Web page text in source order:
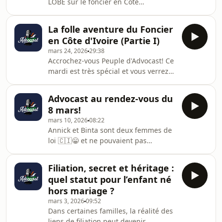
musique diffuséeHébergé par Ausha.
Visitez ausha.co/politique-de-
confidentialite pour plus
d'informations.
diffuséeHébergé par Ausha. Visitez
ausha.co/politique-de-confidentialite
pour plus d'informations.
La folle aventure du Foncier
en Côte d'Ivoire (Partie I)
mars 24, 202629:38
Accrochez-vous Peuple d'Advocast! Ce
mardi est très spécial et vous verrez
Comment on acquiert un terrain en
Côte d'Ivoire? #Immobilier #Terrain
#Droit Tous droits obtenus sur la
musique diffuséeHébergé par Ausha.
Visitez ausha.co/politique-de-
confidentialite pour plus
d'informations.
Advocast au rendez-vous du
8 mars!
mars 10, 202608:22
Annick et Binta sont deux femmes de
loi 🇨🇮😁 et ne pouvaient pas
mars. Au-delà des éloges, poèmes et
fleurs distribués aux femmes à cette
occasion, le plus important est de se
rappeler ce qu'on célèbre et qui on
célèbre. La lutte continue! Tous droits
Filiation, secret et héritage :
quel statut pour l’enfant né
hors mariage ?
mars 3, 202609:52
Dans certaines familles, la réalité des